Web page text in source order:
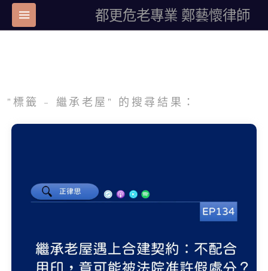
都更危老專業 鄭藝懷律師
"標籤 - 繼承老屋" 的搜尋結果：